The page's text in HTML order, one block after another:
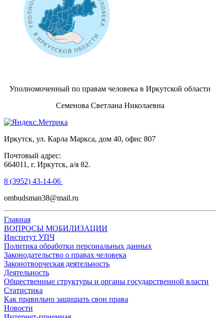
Уполномоченный по правам человека в Иркутской области
Семенова Светлана Николаевна
Иркутск, ул. Карла Маркса, дом 40, офис 807
Почтовый адрес:
664011, г. Иркутск, а/я 82.
8 (3952) 43-14-06
ombudsman38@mail.ru
Главная
ВОПРОСЫ МОБИЛИЗАЦИИ
Институт УПЧ
Политика обработки персональных данных
Законодательство о правах человека
Законотворческая деятельность
Деятельность
Общественные структуры и органы государственной власти
Статистика
Как правильно защищать свои права
Новости